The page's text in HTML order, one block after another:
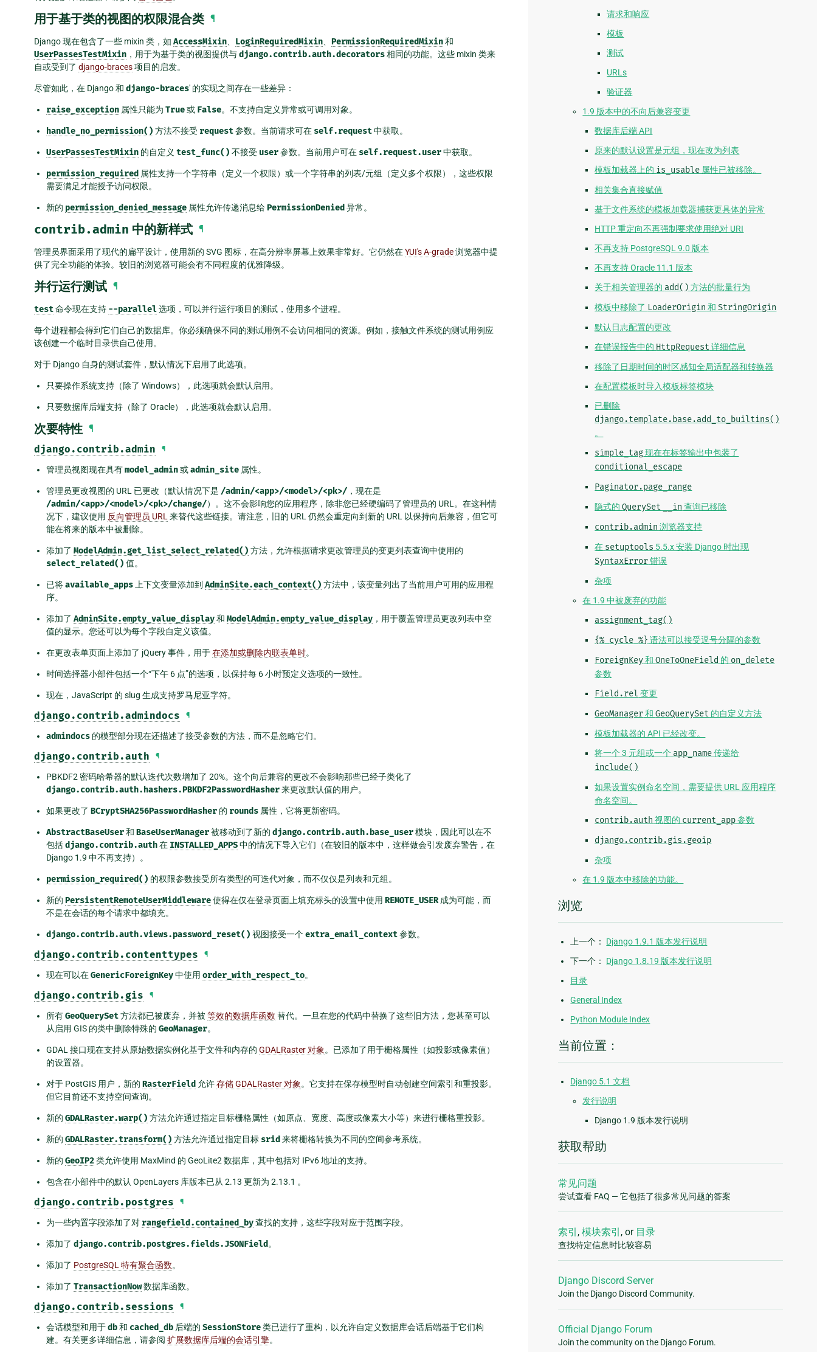
用于基于类的视图的权限混合类 ¶
Django 现在包含了一些 mixin 类，如 AccessMixin、 LoginRequiredMixin、 PermissionRequiredMixin和
UserPassesTestMixin ，用于为基于类的视图提供与django.contrib.auth.decorators相同的功能。这些 mixin 类来
自或受到了 django-braces项目的启发。
尽管如此，在 Django 和 django-braces' 的实现之间存在一些差异：
raise_exception 属性只能为 True或 False。不支持自定义异常或可调用对象。
handle_no_permission() 方法不接受 request参数。当前请求可在 self.request中获取。
UserPassesTestMixin 的自定义 test_func() 不接受 user参数。当前用户可在 self.request.user中获取。
permission_required 属性支持一个字符串（定义一个权限）或一个字符串的列表/元组（定义多个权限），这些权限
需要满足才能授予访问权限。
新的 permission_denied_message 属性允许传递消息给PermissionDenied 异常。
contrib.admin 中的新样式 ¶
管理员界面采用了现代的扁平设计，使用新的 SVG 图标，在高分辨率屏幕上效果非常好。它仍然在YUI's A-grade浏览器中提
供了完全功能的体验。较旧的浏览器可能会有不同程度的优雅降级。
并行运行测试 ¶
test命令现在支持 --parallel选项，可以并行运行项目的测试，使用多个进程。
每个进程都会得到它们自己的数据库。你必须确保不同的测试用例不会访问相同的资源。例如，接触文件系统的测试用例应
该创建一个临时目录供自己使用。
对于 Django 自身的测试套件，默认情况下启用了此选项。
只要操作系统支持（除了 Windows），此选项就会默认启用。
只要数据库后端支持（除了 Oracle），此选项就会默认启用。
次要特性 ¶
django.contrib.admin
¶
管理员视图现在具有model_admin或admin_site 属性。
管理员更改视图的 URL 已更改（默认情况下是 /admin/<app>/<model>/<pk>/ ，现在是
/admin/<app>/<model>/<pk>/change/）。这不会影响您的应用程序，除非您已经硬编码了管理员的 URL。在这种情
况下，建议使用 反向管理员 URL来替代这些链接。请注意，旧的 URL 仍然会重定向到新的 URL 以保持向后兼容，但它可
能在将来的版本中被删除。
添加了 ModelAdmin.get_list_select_related() 方法，允许根据请求更改管理员的变更列表查询中使用的
select_related() 值。
已将available_apps上下文变量添加到 AdminSite.each_context() 方法中，该变量列出了当前用户可用的应用程
序。
添加了 AdminSite.empty_value_display和 ModelAdmin.empty_value_display ，用于覆盖管理员更改列表中空
值的显示。您还可以为每个字段自定义该值。
在更改表单页面上添加了 jQuery 事件，用于在添加或删除内联表单时。
时间选择器小部件包括一个“下午 6 点”的选项，以保持每 6 小时预定义选项的一致性。
现在，JavaScript 的 slug 生成支持罗马尼亚字符。
django.contrib.admindocs ¶
admindocs 的模型部分现在还描述了接受参数的方法，而不是忽略它们。
django.contrib.auth ¶
PBKDF2 密码哈希器的默认迭代次数增加了 20%。这个向后兼容的更改不会影响那些已经子类化了
django.contrib.auth.hashers.PBKDF2PasswordHasher来更改默认值的用户。
如果更改了 BCryptSHA256PasswordHasher 的 rounds 属性，它将更新密码。
AbstractBaseUser和 BaseUserManager被移动到了新的 django.contrib.auth.base_user模块，因此可以在不
包括django.contrib.auth在 INSTALLED_APPS中的情况下导入它们（在较旧的版本中，这样做会引发废弃警告，在
Django 1.9 中不再支持）。
permission_required() 的权限参数接受所有类型的可迭代对象，而不仅仅是列表和元组。
新的 PersistentRemoteUserMiddleware使得在仅在登录页面上填充标头的设置中使用 REMOTE_USER成为可能，而
不是在会话的每个请求中都填充。
django.contrib.auth.views.password_reset() 视图接受一个extra_email_context参数。
django.contrib.contenttypes ¶
现在可以在GenericForeignKey中使用 order_with_respect_to。
django.contrib.gis ¶
所有GeoQuerySet方法都已被废弃，并被 等效的数据库函数 替代。一旦在您的代码中替换了这些旧方法，您甚至可以
从启用 GIS 的类中删除特殊的 GeoManager。
GDAL 接口现在支持从原始数据实例化基于文件和内存的 GDALRaster 对象。已添加了用于栅格属性（如投影或像素值）
的设置器。
对于 PostGIS 用户，新的 RasterField 允许存储 GDALRaster 对象。它支持在保存模型时自动创建空间索引和重投影。
但它目前还不支持空间查询。
新的 GDALRaster.warp() 方法允许通过指定目标栅格属性（如原点、宽度、高度或像素大小等）来进行栅格重投影。
新的 GDALRaster.transform() 方法允许通过指定目标 srid 来将栅格转换为不同的空间参考系统。
新的 GeoIP2类允许使用 MaxMind 的 GeoLite2 数据库，其中包括对 IPv6 地址的支持。
包含在小部件中的默认 OpenLayers 库版本已从 2.13 更新为 2.13.1 。
django.contrib.postgres ¶
为一些内置字段添加了对 rangefield.contained_by查找的支持，这些字段对应于范围字段。
添加了 django.contrib.postgres.fields.JSONField。
添加了 PostgreSQL 特有聚合函数。
添加了 TransactionNow数据库函数。
django.contrib.sessions ¶
会话模型和用于db和 cached_db 后端的 SessionStore类已进行了重构，以允许自定义数据库会话后端基于它们构
建。有关更多详细信息，请参阅 扩展数据库后端的会话引擎。
请求和响应
模板
测试
URLs
验证器
1.9 版本中的不向后兼容变更
数据库后端 API
原来的默认设置是元组，现在改为列表
模板加载器上的 is_usable 属性已被移除。
相关集合直接赋值
基于文件系统的模板加载器捕获更具体的异常
HTTP 重定向不再强制要求使用绝对 URI
不再支持 PostgreSQL 9.0 版本
不再支持 Oracle 11.1 版本
关于相关管理器的 add() 方法的批量行为
模板中移除了 LoaderOrigin 和StringOrigin
默认日志配置的更改
在错误报告中的 HttpRequest 详细信息
移除了日期时间的时区感知全局适配器和转换器
在配置模板时导入模板标签模块
已删除
django.template.base.add_to_builtins()
。
simple_tag现在在标签输出中包装了
conditional_escape
Paginator.page_range
隐式的QuerySet __in 查询已移除
contrib.admin 浏览器支持
在 setuptools 5.5.x 安装 Django 时出现
SyntaxError错误
杂项
在 1.9 中被废弃的功能
assignment_tag()
{% cycle %} 语法可以接受逗号分隔的参数
ForeignKey和OneToOneField 的 on_delete
参数
Field.rel 变更
GeoManager和GeoQuerySet 的自定义方法
模板加载器的 API 已经改变。
将一个 3 元组或一个 app_name传递给
include()
如果设置实例命名空间，需要提供 URL 应用程序
命名空间。
contrib.auth 视图的 current_app参数
django.contrib.gis.geoip
杂项
在 1.9 版本中移除的功能。
浏览
上一个： Django 1.9.1 版本发行说明
下一个： Django 1.8.19 版本发行说明
目录
General Index
Python Module Index
当前位置：
Django 5.1 文档
发行说明
Django 1.9 版本发行说明
获取帮助
常见问题
尝试查看 FAQ — 它包括了很多常见问题的答案
索引 ,模块索引 , or 目录
查找特定信息时比较容易
Django Discord Server
Join the Django Discord Community.
Official Django Forum
Join the community on the Django Forum.